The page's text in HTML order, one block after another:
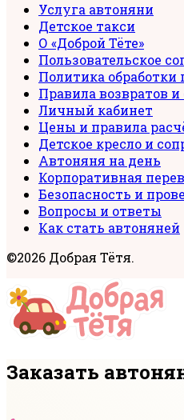
Услуга автоняни
Детское такси
О «Доброй Тёте»
Пользовательское
Политика
Правила возвратов
Личный кабинет
Цены и правила
Детское кресло и
Автоняня на день
Корпоративная
Безопасность и
Вопросы и ответы
Как стать автоняней
©2026 Добрая Тётя.
Заказать